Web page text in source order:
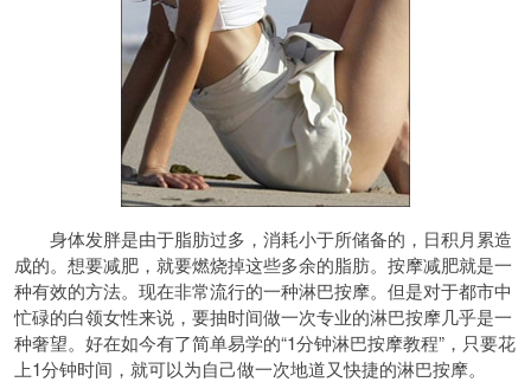
身体发胖是由于脂肪过多，消耗小于所储备的，日积月累造
成的。想要减肥，就要燃烧掉这些多余的脂肪。按摩减肥就是一
种有效的方法。现在非常流行的一种淋巴按摩。但是对于都市中
忙碌的白领女性来说，要抽时间做一次专业的淋巴按摩几乎是一
种奢望。好在如今有了简单易学的“1分钟淋巴按摩教程”，只要花
上1分钟时间，就可以为自己做一次地道又快捷的淋巴按摩。